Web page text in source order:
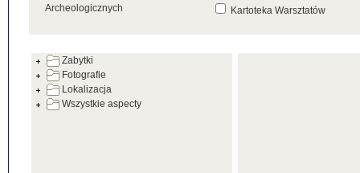
Archeologicznych
Kartoteka Warsztatów
Zabytki
Fotografie
Lokalizacja
Wszystkie aspecty